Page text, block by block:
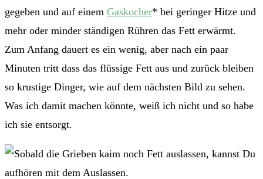
gegeben und auf einem Gaskocher* bei geringer Hitze und
mehr oder minder ständigen Rühren das Fett erwärmt.
Zum Anfang dauert es ein wenig, aber nach ein paar
Minuten tritt dass das flüssige Fett aus und zurück bleiben
so krustige Dinger, wie auf dem nächsten Bild zu sehen.
Was ich damit machen könnte, weiß ich nicht und so habe
ich sie entsorgt.